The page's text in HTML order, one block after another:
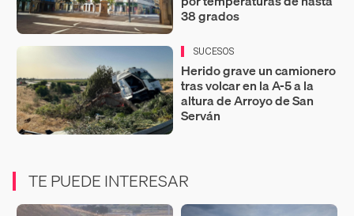
38 grados
SUCESOS
Herido grave un camionero
tras volcar en la A-5 a la
altura de Arroyo de San
Serván
TE PUEDE INTERESAR